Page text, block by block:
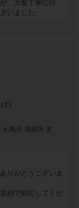
、大変丁寧に行
いました。
土)
お風呂 洗面所 玄
りがとうございま
顔で対応してくだ